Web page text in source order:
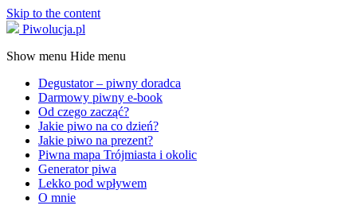
Skip to the content
Piwolucja.pl
Show menu Hide menu
Degustator – piwny doradca
Darmowy piwny e-book
Od czego zacząć?
Jakie piwo na co dzień?
Jakie piwo na prezent?
Piwna mapa Trójmiasta i okolic
Generator piwa
Lekko pod wpływem
O mnie